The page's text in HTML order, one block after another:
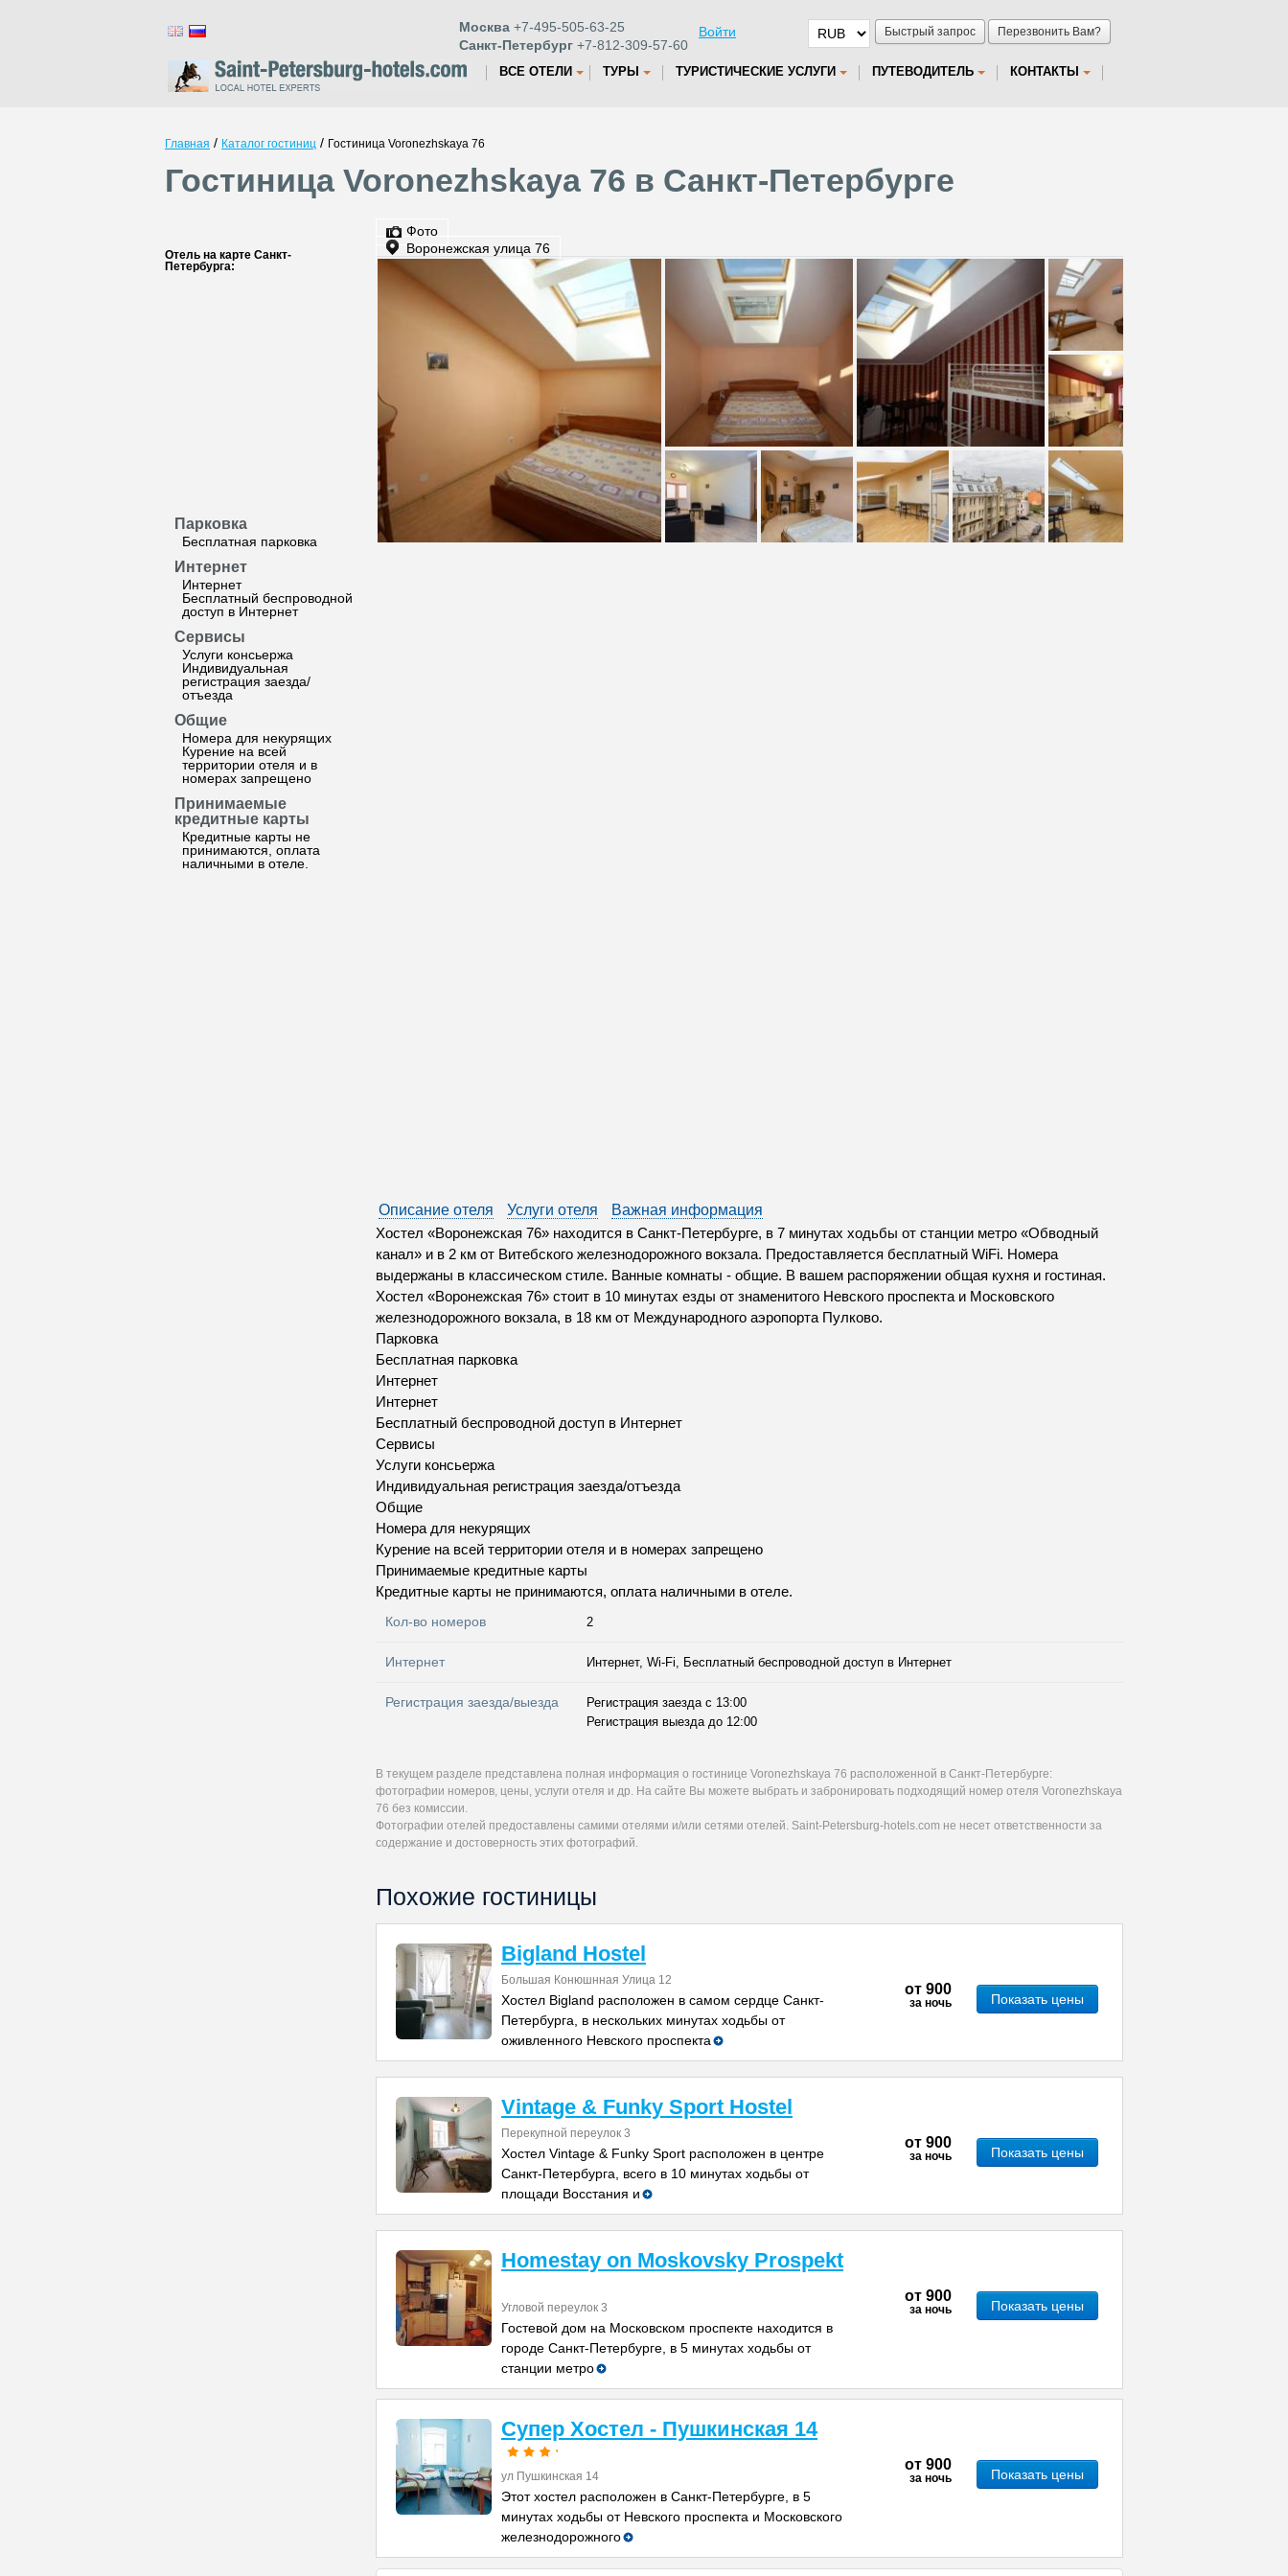
Быстрый запрос Перезвонить Вам?
Москва +7-495-505-63-25
Санкт-Петербург +7-812-309-57-60
Войти
ВСЕ ОТЕЛИ ТУРЫ ТУРИСТИЧЕСКИЕ УСЛУГИ ПУТЕВОДИТЕЛЬ КОНТАКТЫ
Главная / Каталог гостиниц / Гостиница Voronezhskaya 76
Гостиница Voronezhskaya 76 в Санкт-Петербурге
Отель на карте Санкт-
Петербурга:
Парковка
Бесплатная парковка
Интернет
Интернет
Бесплатный беспроводной
доступ в Интернет
Сервисы
Услуги консьержа
Индивидуальная
регистрация заезда/
отъезда
Общие
Номера для некурящих
Курение на всей
территории отеля и в
номерах запрещено
Принимаемые
кредитные карты
Кредитные карты не
принимаются, оплата
наличными в отеле.
Фото
Воронежская улица 76
Описание отеля Услуги отеля
Важная информация
Хостел «Воронежская 76» находится в Санкт-Петербурге, в 7 минутах ходьбы от станции метро «Обводный
канал» и в 2 км от Витебского железнодорожного вокзала. Предоставляется бесплатный WiFi. Номера
выдержаны в классическом стиле. Ванные комнаты - общие. В вашем распоряжении общая кухня и гостиная.
Хостел «Воронежская 76» стоит в 10 минутах езды от знаменитого Невского проспекта и Московского
железнодорожного вокзала, в 18 км от Международного аэропорта Пулково.
Парковка
Бесплатная парковка
Интернет
Интернет
Бесплатный беспроводной доступ в Интернет
Сервисы
Услуги консьержа
Индивидуальная регистрация заезда/отъезда
Общие
Номера для некурящих
Курение на всей территории отеля и в номерах запрещено
Принимаемые кредитные карты
Кредитные карты не принимаются, оплата наличными в отеле.
Кол-во номеров 2
Интернет Интернет, Wi-Fi, Бесплатный беспроводной доступ в Интернет
Регистрация заезда/выезда
Регистрация заезда с 13:00
Регистрация выезда до 12:00
В текущем разделе представлена полная информация о гостинице Voronezhskaya 76 расположенной в Санкт-Петербурге:
фотографии номеров, цены, услуги отеля и др. На сайте Вы можете выбрать и забронировать подходящий номер отеля Voronezhskaya
76 без комиссии.
Фотографии отелей предоставлены самими отелями и/или сетями отелей. Saint-Petersburg-hotels.com не несет ответственности за
содержание и достоверность этих фотографий.
Похожие гостиницы
Bigland Hostel
Большая Конюшнная Улица 12
Хостел Bigland расположен в самом сердце Санкт-
Петербурга, в нескольких минутах ходьбы от
оживленного Невского проспекта
от 900
за ночь Показать цены
Vintage & Funky Sport Hostel
Перекупной переулок 3
Хостел Vintage & Funky Sport расположен в центре
Санкт-Петербурга, всего в 10 минутах ходьбы от
площади Восстания и
от 900
за ночь Показать цены
Homestay on Moskovsky Prospekt
Угловой переулок 3
Гостевой дом на Московском проспекте находится в
городе Санкт-Петербурге, в 5 минутах ходьбы от
станции метро
от 900
за ночь Показать цены
Супер Хостел - Пушкинская 14
ул Пушкинская 14
Этот хостел расположен в Санкт-Петербурге, в 5
минутах ходьбы от Невского проспекта и Московского
железнодорожного
от 900
за ночь Показать цены